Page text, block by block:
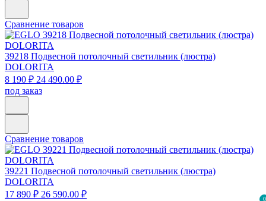
0
Сравнение товаров
39218 Подвесной потолочный светильник (люстра)
DOLORITA
8 190 ₽ 24 490.00 ₽
под заказ
Сравнение товаров
39221 Подвесной потолочный светильник (люстра)
DOLORITA
17 890 ₽ 26 590.00 ₽